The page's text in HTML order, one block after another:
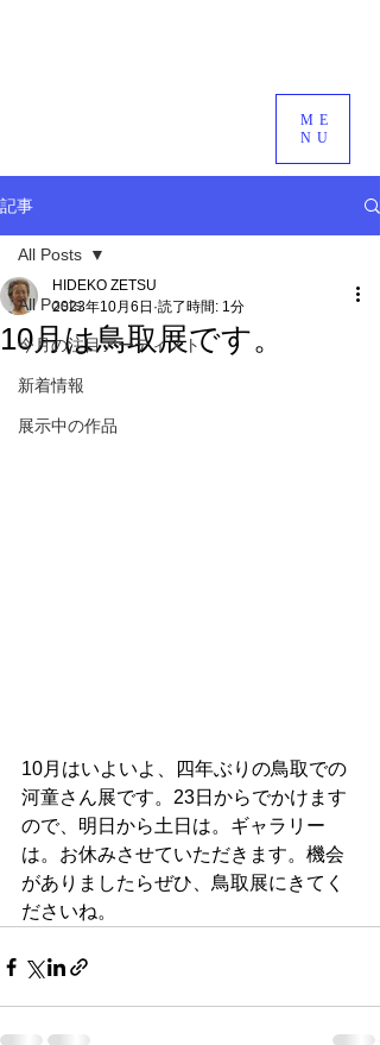
ME
NU
記事
All Posts
今月の注目アーティスト
新着情報
展示中の作品
All Posts
10月は鳥取展です。
HIDEKO ZETSU
2023年10月6日 読了時間: 1分
10月はいよいよ、四年ぶりの鳥取での
河童さん展です。23日からでかけます
ので、明日から土日は。ギャラリー
は。お休みさせていただきます。機会
がありましたらぜひ、鳥取展にきてく
ださいね。